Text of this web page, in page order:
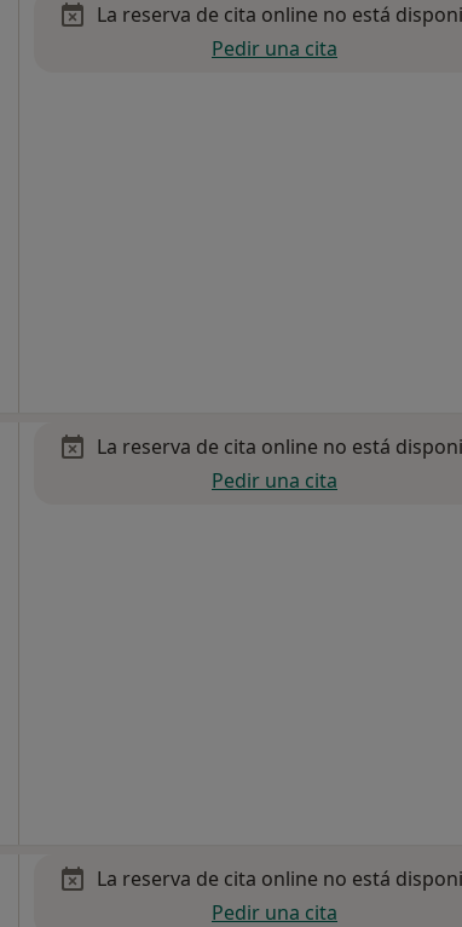
La reserva de cita online no está
Pedir una cita
La reserva de cita online no está
Pedir una cita
La reserva de cita online no está
Pedir una cita